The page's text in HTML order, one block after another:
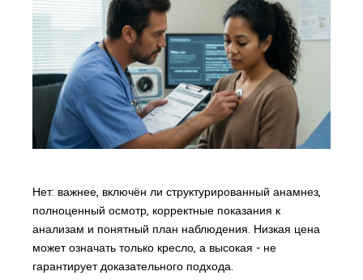
Нет: важнее, включён ли структурированный анамнез,
полноценный осмотр, корректные показания к
анализам и понятный план наблюдения. Низкая цена
может означать только кресло, а высокая - не
гарантирует доказательного подхода.